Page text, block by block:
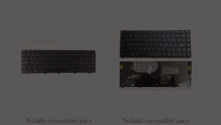
carrito
Teclado compatible para
Teclado compatible para